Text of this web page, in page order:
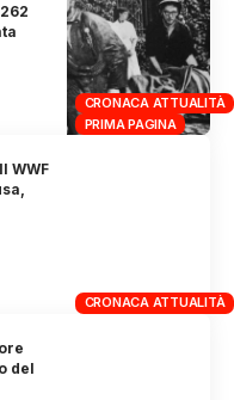
CRONACA ATTUALITÀ
PRIMA PAGINA
CRONACA ATTUALITÀ
WWF
del